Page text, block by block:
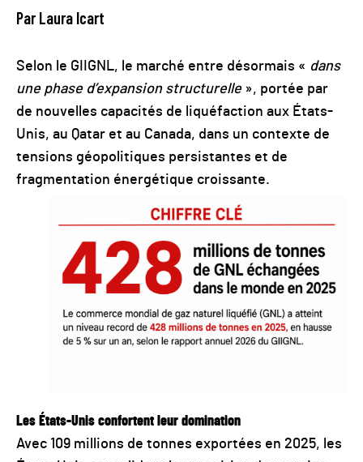
Par Laura Icart
Selon le GIIGNL, le marché entre désormais « dans
une phase d’expansion structurelle», portée par
de nouvelles capacités de liquéfaction aux États-
Unis, au Qatar et au Canada, dans un contexte de
tensions géopolitiques persistantes et de
fragmentation énergétique croissante.
Les États-Unis confortent leur domination
Avec 109 millions de tonnes exportées en 2025, les